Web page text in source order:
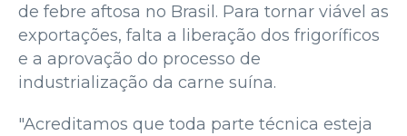
de febre aftosa no Brasil. Para tornar viável as
exportações, falta a liberação dos frigoríficos
e a aprovação do processo de
industrialização da carne suína.
"Acreditamos que toda parte técnica esteja